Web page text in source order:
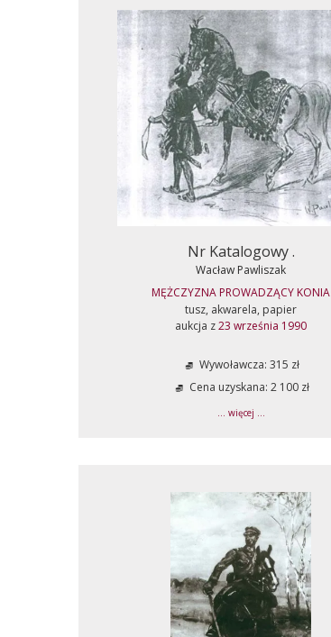
Nr Katalogowy .
Wacław Pawliszak
MĘŻCZYZNA PROWADZĄCY KONIA
tusz, akwarela, papier
aukcja z23 września 1990
Wywoławcza: 315 zł
Cena uzyskana: 2 100 zł
... więcej ...